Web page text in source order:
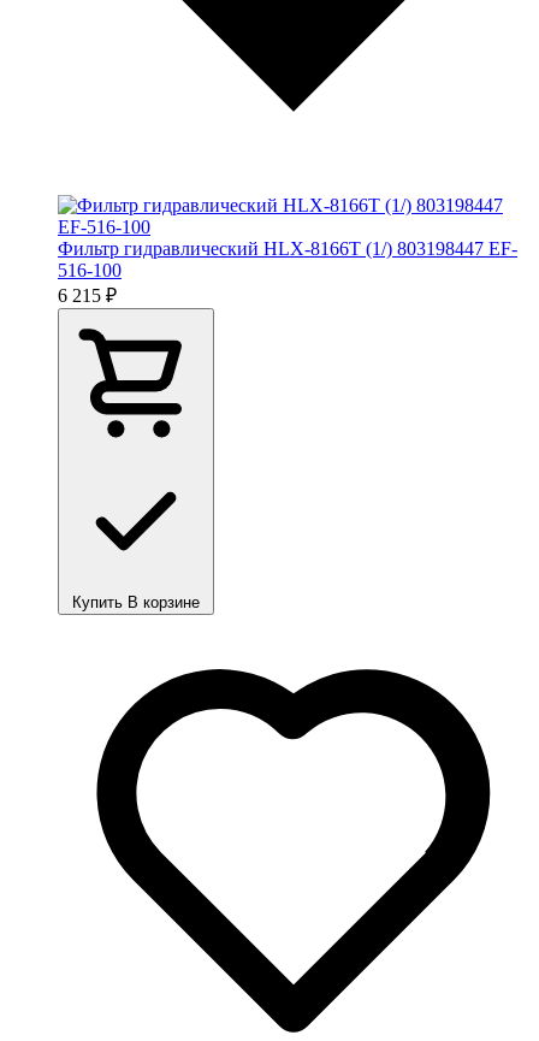
Фильтр гидравлический HLX-8166T (1/) 803198447 EF-
516-100
6 215 ₽
Купить В корзине